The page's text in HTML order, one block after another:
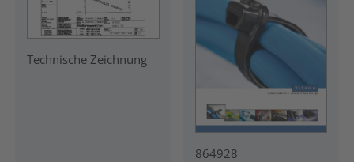
Technische Zeichnung
864928